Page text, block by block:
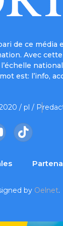
de ce
Avec
est: l’info,
/ pl / P
TikTok
by Oelnet.